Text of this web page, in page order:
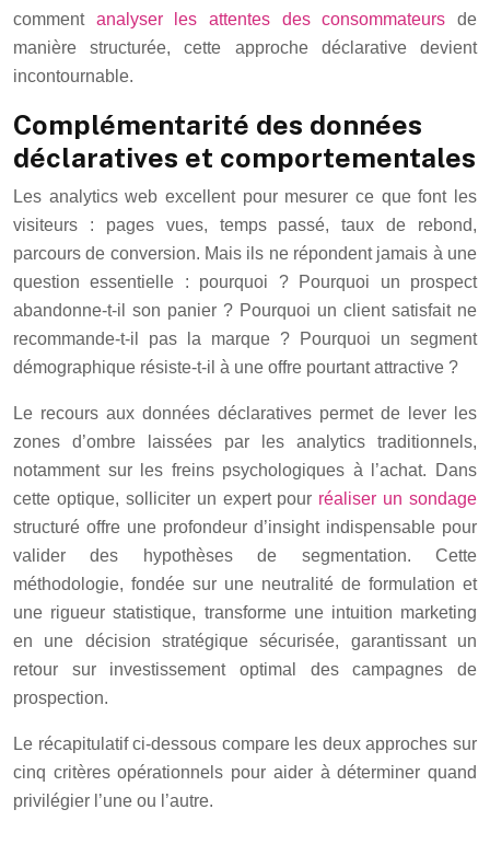
comment analyser les attentes des consommateurs de
manière structurée, cette approche déclarative devient
incontournable.
Complémentarité des données
déclaratives et comportementales
Les analytics web excellent pour mesurer ce que font les
visiteurs : pages vues, temps passé, taux de rebond,
parcours de conversion. Mais ils ne répondent jamais à une
question essentielle : pourquoi ? Pourquoi un prospect
abandonne-t-il son panier ? Pourquoi un client satisfait ne
recommande-t-il pas la marque ? Pourquoi un segment
démographique résiste-t-il à une offre pourtant attractive ?
Le recours aux données déclaratives permet de lever les
zones d’ombre laissées par les analytics traditionnels,
notamment sur les freins psychologiques à l’achat. Dans
cette optique, solliciter un expert pour réaliser un sondage
structuré offre une profondeur d’insight indispensable pour
valider des hypothèses de segmentation. Cette
méthodologie, fondée sur une neutralité de formulation et
une rigueur statistique, transforme une intuition marketing
en une décision stratégique sécurisée, garantissant un
retour sur investissement optimal des campagnes de
prospection.
Le récapitulatif ci-dessous compare les deux approches sur
cinq critères opérationnels pour aider à déterminer quand
privilégier l’une ou l’autre.